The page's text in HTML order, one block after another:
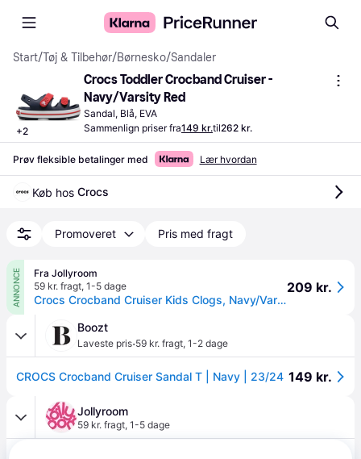
Start/Tøj & Tilbehør/Børnesko/Sandaler
+2
Crocs Toddler Crocband Cruiser -
Navy/Varsity Red
Sandal, Blå, EVA
Sammenlign priser fra149 kr.til262 kr.
Prøv fleksible betalinger med Lær hvordan
Køb hos Crocs
Promoveret Pris med fragt
ANNONCE
Fra Jollyroom
59 kr. fragt, 1-5 dage
Crocs Crocband Cruiser Kids Clogs, Navy/Varsity Red, 20-21
209 kr.
Boozt
Laveste pris·59 kr. fragt, 1-2 dage
CROCS Crocband Cruiser Sandal T | Navy | 23/24 149 kr.
Jollyroom
59 kr. fragt, 1-5 dage